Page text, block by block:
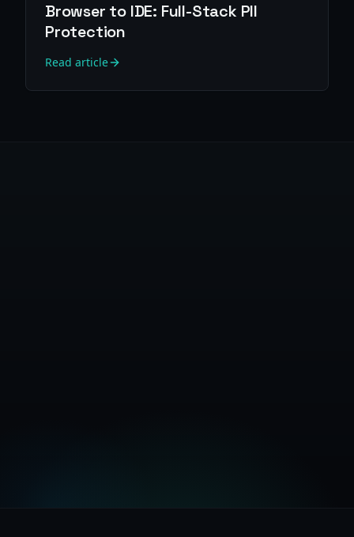
Browser to IDE: Full-Stack PII
Protection
Read article